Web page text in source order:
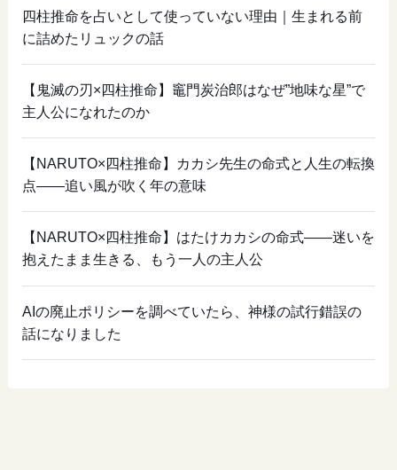
四柱推命を占いとして使っていない理由｜生まれる前
に詰めたリュックの話
【鬼滅の刃×四柱推命】竈門炭治郎はなぜ”地味な星”で
主人公になれたのか
【NARUTO×四柱推命】カカシ先生の命式と人生の転換
点——追い風が吹く年の意味
【NARUTO×四柱推命】はたけカカシの命式——迷いを
抱えたまま生きる、もう一人の主人公
AIの廃止ポリシーを調べていたら、神様の試行錯誤の
話になりました